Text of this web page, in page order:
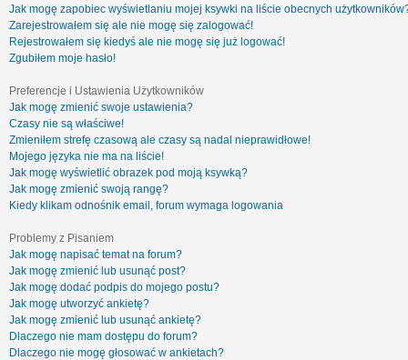
Jak mogę zapobiec wyświetlaniu mojej ksywki na liście obecnych
Zarejestrowałem się ale nie mogę się zalogować!
Rejestrowałem się kiedyś ale nie mogę się już logować!
Zgubiłem moje hasło!
Preferencje i Ustawienia Użytkowników
Jak mogę zmienić swoje ustawienia?
Czasy nie są właściwe!
Zmieniłem strefę czasową ale czasy są nadal nieprawidłowe!
Mojego języka nie ma na liście!
Jak mogę wyświetlić obrazek pod moją ksywką?
Jak mogę zmienić swoją rangę?
Kiedy klikam odnośnik email, forum wymaga logowania
Problemy z Pisaniem
Jak mogę napisać temat na forum?
Jak mogę zmienić lub usunąć post?
Jak mogę dodać podpis do mojego postu?
Jak mogę utworzyć ankietę?
Jak mogę zmienić lub usunąć ankietę?
Dlaczego nie mam dostępu do forum?
Dlaczego nie mogę głosować w ankietach?